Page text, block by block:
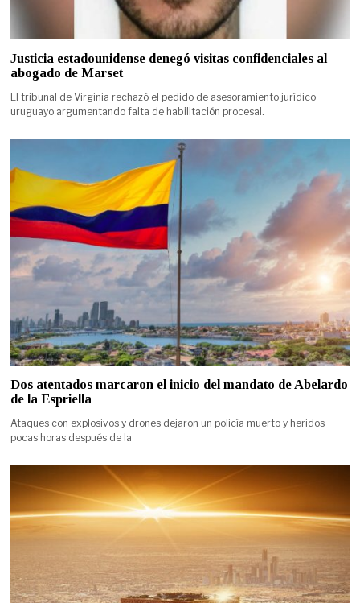
Justicia estadounidense denegó visitas confidenciales al
abogado de Marset
El tribunal de Virginia rechazó el pedido de asesoramiento jurídico
uruguayo argumentando falta de habilitación procesal.
Dos atentados marcaron el inicio del mandato de Abelardo
de la Espriella
Ataques con explosivos y drones dejaron un policía muerto y heridos
pocas horas después de la